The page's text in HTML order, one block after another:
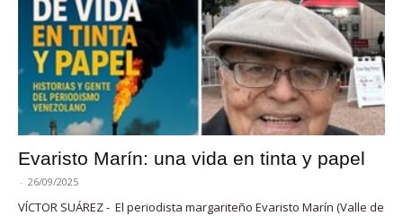
Evaristo Marín: una vida en tinta y papel
- 26/09/2025
VÍCTOR SUÁREZ - El periodista margariteño Evaristo Marín (Valle de